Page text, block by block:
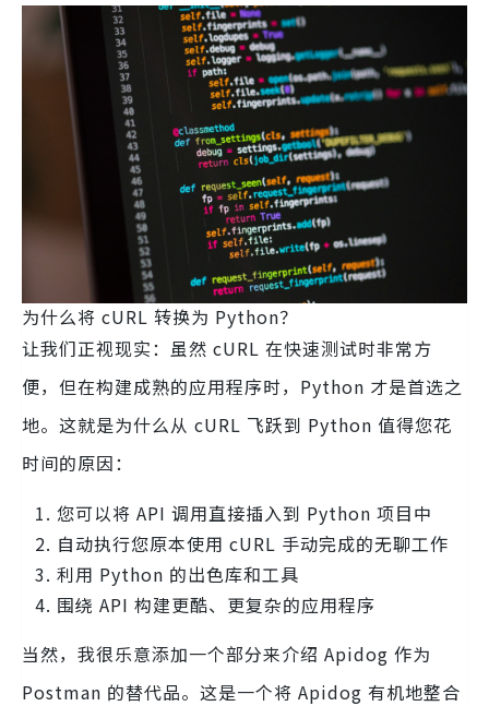
为什么将 cURL 转换为 Python？
让我们正视现实：虽然 cURL 在快速测试时非常方
便，但在构建成熟的应用程序时，Python 才是首选之
地。这就是为什么从 cURL 飞跃到 Python 值得您花
时间的原因：
您可以将 API 调用直接插入到 Python 项目中
自动执行您原本使用 cURL 手动完成的无聊工作
利用 Python 的出色库和工具
围绕 API 构建更酷、更复杂的应用程序
当然，我很乐意添加一个部分来介绍 Apidog 作为
Postman 的替代品。这是一个将 Apidog 有机地整合